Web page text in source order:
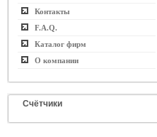
Контакты
F.A.Q.
Каталог фирм
О компании
Счётчики